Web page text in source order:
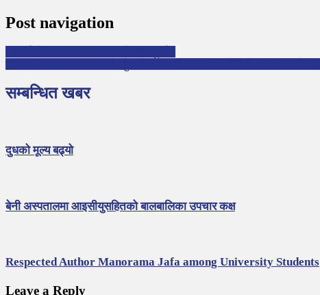
Post navigation
सम्बन्धित खबर
दुधको मूल्य बढ्यो
बेनी अस्पतालमा आइसीयुसहितको बालबालिका उपचार कक्ष
Respected Author Manorama Jafa among University Students
Leave a Reply